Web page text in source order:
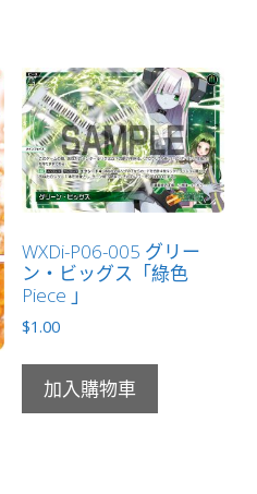
WXDi-P06-005 グリー
ン・ビッグス「綠色
Piece 」
$1.00
加入購物車